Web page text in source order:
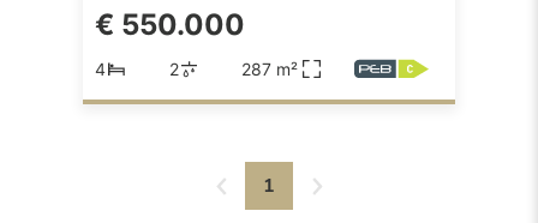
€ 550.000
4 2 287 m²
1